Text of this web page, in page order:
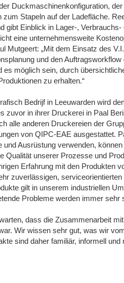
Duckmaschinenkonfiguration,
zum Stapeln auf der Ladefläche.
gibt Einblick in Lager-,
eine unternehmensweite
Mutgeert: „Mit dem Einsatz des
und den
es möglich sein, durch
zu erhalten.“
Bedrijf in Leeuwarden wird
zuvor in ihrer Druckerei in Paal
alle anderen Druckereien der
von QIPC-EAE ausgestattet.
und Ausrüstung verwenden,
Qualität unserer Prozesse und
Erfahrung mit den Produkten
zuverlässigen,
gilt in unserem industriellen
Probleme werden immer sehr
dass die Zusammenarbeit
Wir wissen sehr gut, was wir
sind daher familiär, informell und